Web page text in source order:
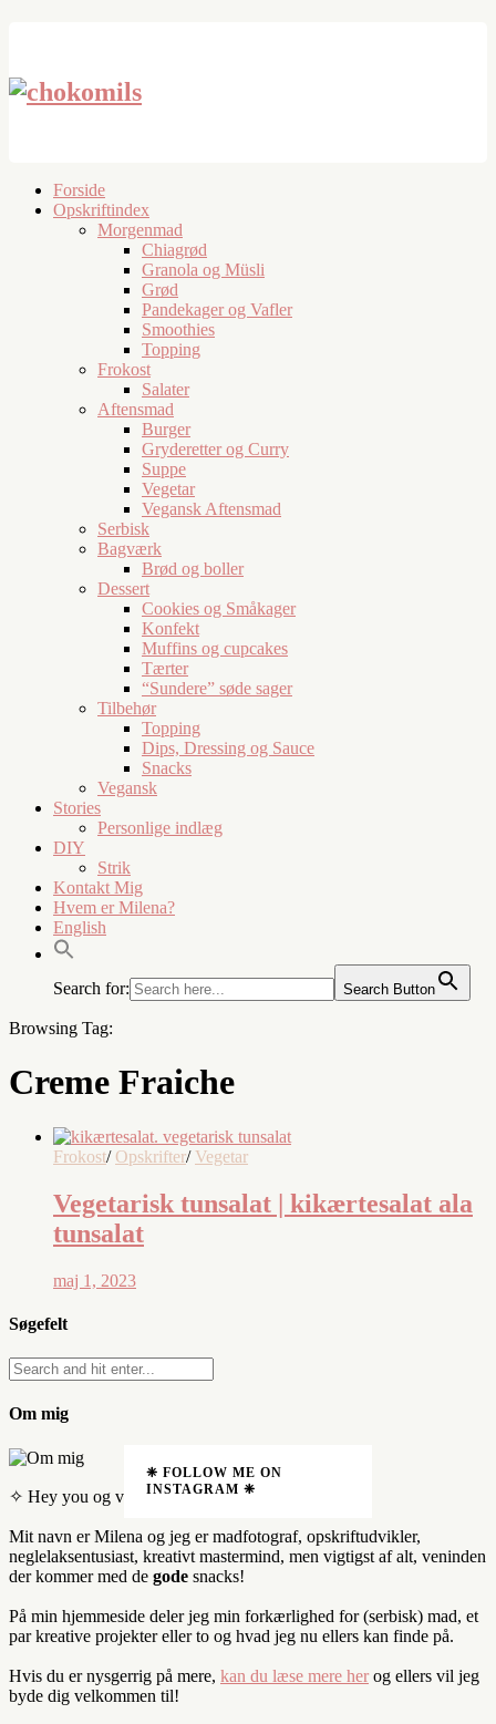
Forside
Opskriftindex
Morgenmad
Chiagrød
Granola og Müsli
Grød
Pandekager og Vafler
Smoothies
Topping
Frokost
Salater
Aftensmad
Burger
Gryderetter og Curry
Suppe
Vegetar
Vegansk Aftensmad
Serbisk
Bagværk
Brød og boller
Dessert
Cookies og Småkager
Konfekt
Muffins og cupcakes
Tærter
“Sundere” søde sager
Tilbehør
Topping
Dips, Dressing og Sauce
Snacks
Vegansk
Stories
Personlige indlæg
DIY
Strik
Kontakt Mig
Hvem er Milena?
English
Search for: Search Button
Browsing Tag:
Creme Fraiche
Frokost/ Opskrifter/ Vegetar
Vegetarisk tunsalat | kikærtesalat ala
tunsalat
maj 1, 2023
Søgefelt
Om mig
✧ Hey you og velkommen til! ✧
Mit navn er Milena og jeg er madfotograf, opskriftudvikler,
neglelaksentusiast, kreativt mastermind, men vigtigst af alt, veninden
der kommer med de gode snacks!
På min hjemmeside deler jeg min forkærlighed for (serbisk) mad, et
par kreative projekter eller to og hvad jeg nu ellers kan finde på.
Hvis du er nysgerrig på mere, kan du læse mere her og ellers vil jeg
byde dig velkommen til!
❈ FOLLOW ME ON
INSTAGRAM ❈